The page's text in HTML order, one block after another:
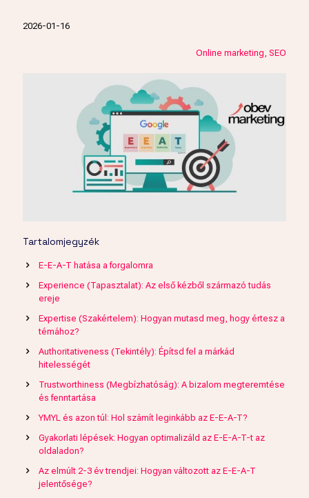
2026-01-16
Online marketing SEO
Tartalomjegyzék
E-E-A-T hatása a forgalomra
Experience (Tapasztalat): Az első kézből származó tudás
ereje
Expertise (Szakértelem): Hogyan mutasd meg, hogy értesz a
témához?
Authoritativeness (Tekintély): Építsd fel a márkád
hitelességét
Trustworthiness (Megbízhatóság): A bizalom megteremtése
és fenntartása
YMYL és azon túl: Hol számít leginkább az E-E-A-T?
Gyakorlati lépések: Hogyan optimalizáld az E-E-A-T-t az
oldaladon?
Az elmúlt 2-3 év trendjei: Hogyan változott az E-E-A-T
jelentősége?